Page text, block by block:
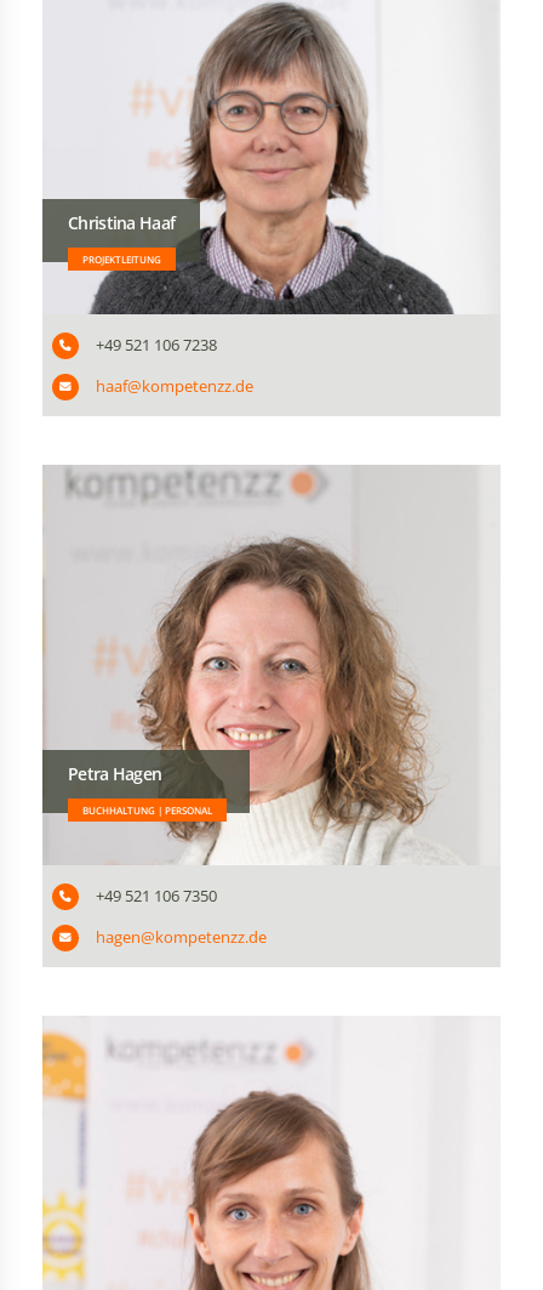
Christina Haaf
PROJEKTLEITUNG
+49 521 106 7238
haaf@kompetenzz.de
Petra Hagen
BUCHHALTUNG | PERSONAL
+49 521 106 7350
hagen@kompetenzz.de